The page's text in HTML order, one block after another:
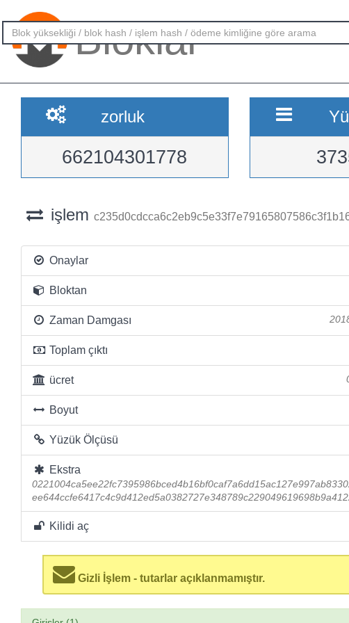
Bloklar
zorluk
662104301778
işlem
Onaylar
Bloktan
Zaman Damgası
Toplam çıktı
ücret
Boyut
Yüzük Ölçüsü
Ekstra
Kilidi aç
Gizli İşlem - tutarlar açıklanmamıştır.